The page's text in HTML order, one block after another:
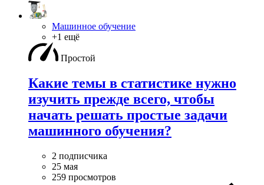
Машинное обучение
+1 ещё
Простой
Какие темы в статистике нужно
изучить прежде всего, чтобы
начать решать простые задачи
машинного обучения?
2 подписчика
25 мая
259 просмотров